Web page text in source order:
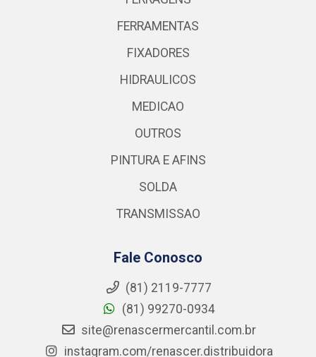
FERRAMENTAS
FIXADORES
HIDRAULICOS
MEDICAO
OUTROS
PINTURA E AFINS
SOLDA
TRANSMISSAO
Fale Conosco
(81) 2119-7777
(81) 99270-0934
site@renascermercantil.com.br
instagram.com/renascer.distribuidora